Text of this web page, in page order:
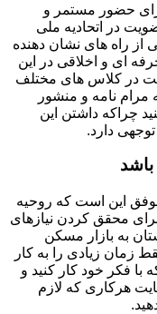
حضور مستمر و
در اتحادیه ملی
از راه های نشان دهنده
ای و اخلاقی در این
در کلاس های مختلف
نامه و منشور
چراکه داشتن این
دارد.
این است که روحیه
محقق کردن نیازهای
به بازار مسکن
زمان زیادی را به کار
فکر خود کار کنید و
هرکاری که لازم